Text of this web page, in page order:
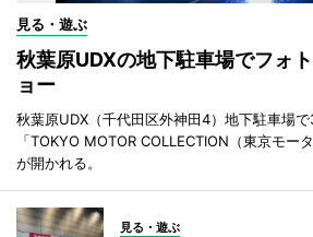
見る・遊ぶ
秋葉原UDXの地下駐車場でフォ
ョー
秋葉原UDX（千代田区外神田4）地下駐車場
「TOKYO MOTOR COLLECTION（東京モー
が開かれる。
見る・遊ぶ